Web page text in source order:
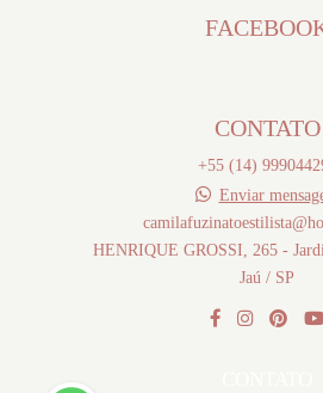
CONTATO
+55 (14)
Enviar
HENRIQUE GROSSI, 265 -
Jaú / SP